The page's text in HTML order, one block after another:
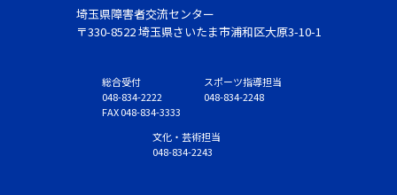
埼玉県障害者交流センター
〒330-8522 埼玉県さいたま市浦和区大原3-10-1
総合受付
048-834-2222
FAX 048-834-3333
スポーツ指導担当
048-834-2248
文化・芸術担当
048-834-2243